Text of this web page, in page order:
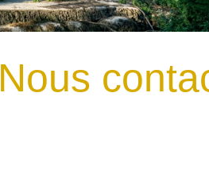
Nous